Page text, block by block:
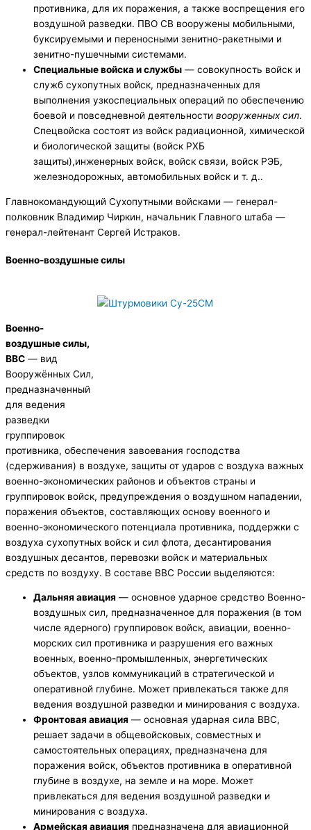
противника, для их поражения, а также воспрещения его
воздушной разведки. ПВО СВ вооружены мобильными,
буксируемыми и переносными зенитно-ракетными и
зенитно-пушечными системами.
Специальные войска и службы — совокупность войск и
служб сухопутных войск, предназначенных для
выполнения узкоспециальных операций по обеспечению
боевой и повседневной деятельности вооруженных сил.
Спецвойска состоят из войск радиационной, химической
и биологической защиты (войск РХБ
защиты),инженерных войск, войск связи, войск РЭБ,
железнодорожных, автомобильных войск и т. д..
Главнокомандующий Сухопутными войсками — генерал-
полковник Владимир Чиркин, начальник Главного штаба —
генерал-лейтенант Сергей Истраков.
Военно-воздушные силы
Военно-
воздушные силы,
ВВС — вид
Вооружённых Сил,
предназначенный
для ведения
разведки
группировок
противника, обеспечения завоевания господства
(сдерживания) в воздухе, защиты от ударов с воздуха важных
военно-экономических районов и объектов страны и
группировок войск, предупреждения о воздушном нападении,
поражения объектов, составляющих основу военного и
военно-экономического потенциала противника, поддержки с
воздуха сухопутных войск и сил флота, десантирования
воздушных десантов, перевозки войск и материальных
средств по воздуху. В составе ВВС России выделяются:
Дальняя авиация — основное ударное средство Военно-
воздушных сил, предназначенное для поражения (в том
числе ядерного) группировок войск, авиации, военно-
морских сил противника и разрушения его важных
военных, военно-промышленных, энергетических
объектов, узлов коммуникаций в стратегической и
оперативной глубине. Может привлекаться также для
ведения воздушной разведки и минирования с воздуха.
Фронтовая авиация — основная ударная сила ВВС,
решает задачи в общевойсковых, совместных и
самостоятельных операциях, предназначена для
поражения войск, объектов противника в оперативной
глубине в воздухе, на земле и на море. Может
привлекаться для ведения воздушной разведки и
минирования с воздуха.
Армейская авиация предназначена для авиационной